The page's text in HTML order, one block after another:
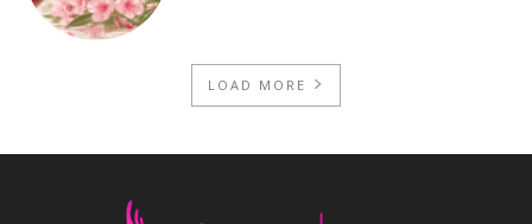
LOAD MORE